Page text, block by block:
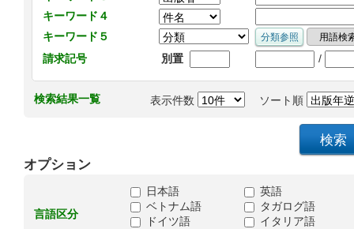
キーワード４
キーワード５
請求記号
別置 /
検索結果一覧 表示件数 ソート順
オプション
言語区分
日本語
英語
ベトナム語
タガログ語
ドイツ語
イタリア語